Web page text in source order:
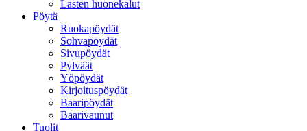
Lasten huonekalut
Pöytä
Ruokapöydät
Sohvapöydät
Sivupöydät
Pylväät
Yöpöydät
Kirjoituspöydät
Baaripöydät
Baarivaunut
Tuolit